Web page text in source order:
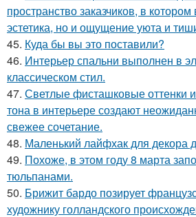
пространство заказчиков, в
эстетика, но и ощущение уюта и
45. Куда бы вы это поставили?
46. Интерьер спальни выполнен в
классическом стил.
47. Светлые фисташковые оттенки
тона в интерьере создают
свежее сочетание.
48. Маленький лайфхак для декора
49. Похоже, в этом году 8 марта
тюльпанами.
50. Брижит бардо позирует
художнику голландского